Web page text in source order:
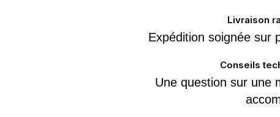
Livraison
Expédition soignée sur
Conseils
Une question sur une